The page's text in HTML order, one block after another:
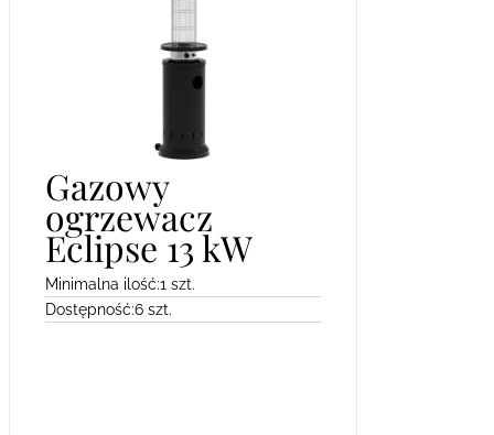
Gazowy
ogrzewacz
Eclipse 13 kW
Minimalna ilość:1 szt.
Dostępność:6 szt.